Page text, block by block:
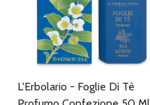
L'Erbolario - Foglie Di Tè